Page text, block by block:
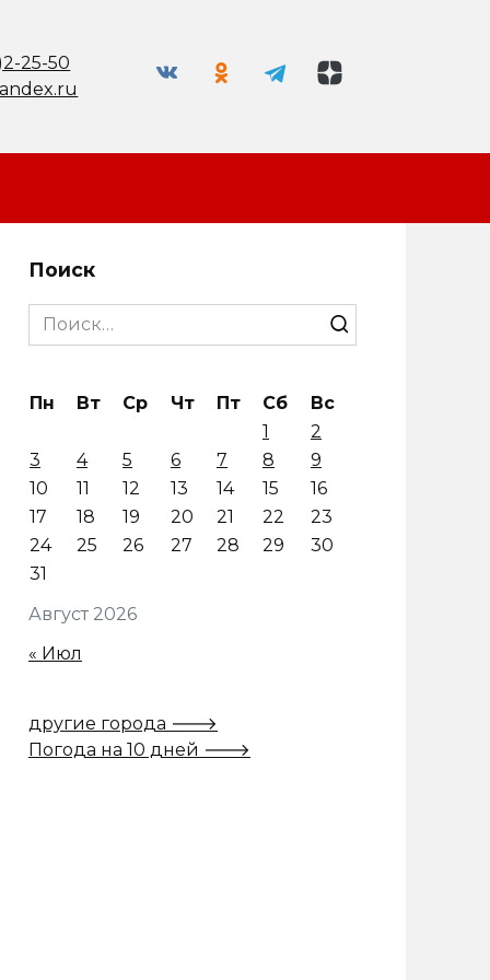
25-50
Поиск
Search
for:
Август 2026
Пн Вт Ср Чт Пт Сб
Вс
1
2
3
4 5 6 7 8
9
10
11 12 13 14 15
16
17
18 19 20 21 22
23
24
25 26 27 28 29
30
31
« Июл
другие города 🡒
Погода на 10 дней 🡒